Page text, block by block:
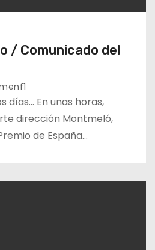
/ Comunicado del
días… En unas horas,
dirección Montmeló,
de España…